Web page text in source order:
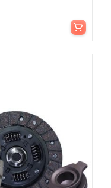
Aggiungi al carrello